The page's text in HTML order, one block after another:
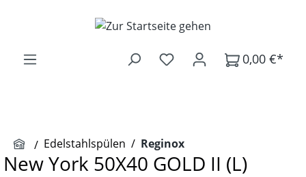
Zum Hauptinhalt springen
0,00 €*
Edelstahlspülen / Reginox
New York 50X40 GOLD II (L)